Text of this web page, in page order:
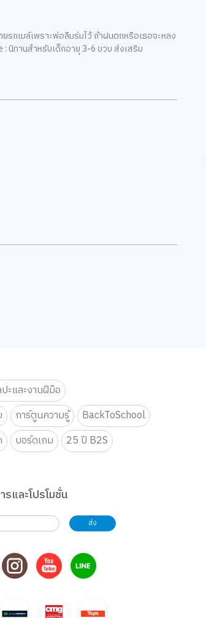
รถเมล์เพราะพ่อลืมร่มไว้ ถ้าฝนตกหรือเธอจะหลง
นิทานสำหรับเด็กอายุ 3-6 ขวบ ส่งเสริม
ะและงานฝีมือ
การ์ตูนความรู้
BackToSchool
บอร์ดเกม 25 ปี B2S
และโปรโมชั่น
ส่ง